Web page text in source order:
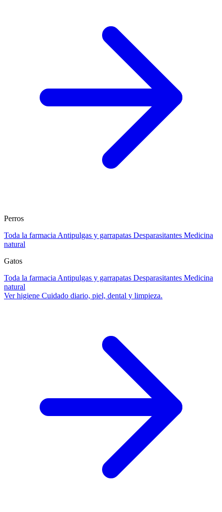
Perros
Toda la farmacia Antipulgas y garrapatas Desparasitantes Medicina
natural
Gatos
Toda la farmacia Antipulgas y garrapatas Desparasitantes Medicina
natural
Ver higiene Cuidado diario, piel, dental y limpieza.